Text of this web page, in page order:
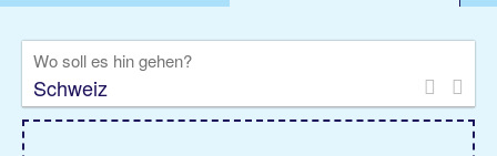
Rundreise
Kreuzfahrt
Gruppenreise
Camper Privattransfer
Wo soll es hin gehen?